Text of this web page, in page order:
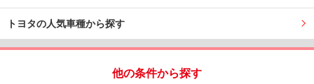
トヨタの人気車種から探す
他の条件から探す